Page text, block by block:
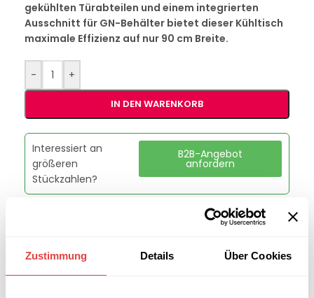
Zustimmung Details Über Cookies
gekühlten Türabteilen und einem integrierten
Ausschnitt für GN-Behälter bietet dieser Kühltisch
maximale Effizienz auf nur 90 cm Breite.
- +
IN DEN WARENKORB
Interessiert an
größeren
Stückzahlen?
B2B-Angebot
anfordern
Kühlschränke, Kühltische & Flaschenkühler
Marke:Redfox